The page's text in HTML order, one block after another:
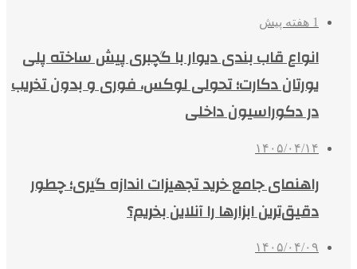
1 هفته پیش
انواع قاب بندی دیوار با گچبری پیش ساخته پلی
یورتان دکارت؛ تحولی لوکس، فوری و بدون تخریب
در دکوراسیون داخلی
۱۴۰۵/۰۴/۱۴
راهنمای جامع خرید تجهیزات اندازه گیری؛ چطور
دقیق‌ترین ابزارها را آنلاین بخریم؟
۱۴۰۵/۰۴/۰۹